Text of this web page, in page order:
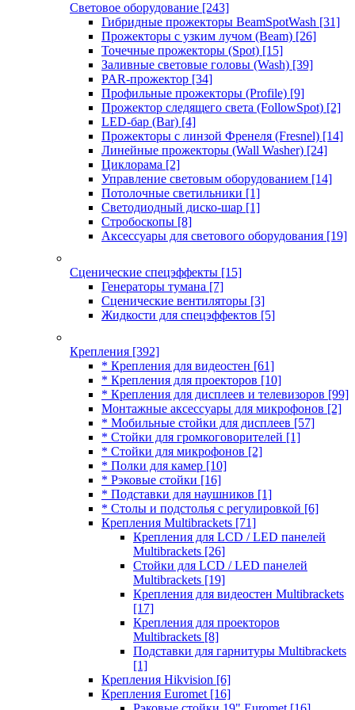
Световое оборудование [243]
Гибридные прожекторы BeamSpotWash [31]
Прожекторы с узким лучом (Beam) [26]
Точечные прожекторы (Spot) [15]
Заливные световые головы (Wash) [39]
PAR-прожектор [34]
Профильные прожекторы (Profile) [9]
Прожектор следящего света (FollowSpot) [2]
LED-бар (Bar) [4]
Прожекторы с линзой Френеля (Fresnel) [14]
Линейные прожекторы (Wall Washer) [24]
Циклорама [2]
Управление световым оборудованием [14]
Потолочные светильники [1]
Светодиодный диско-шар [1]
Стробоскопы [8]
Аксессуары для светового оборудования [19]
Сценические спецэффекты [15]
Генераторы тумана [7]
Сценические вентиляторы [3]
Жидкости для спецэффектов [5]
Крепления [392]
* Крепления для видеостен [61]
* Крепления для проекторов [10]
* Крепления для дисплеев и телевизоров [99]
Монтажные аксессуары для микрофонов [2]
* Мобильные стойки для дисплеев [57]
* Стойки для громкоговорителей [1]
* Стойки для микрофонов [2]
* Полки для камер [10]
* Рэковые стойки [16]
* Подставки для наушников [1]
* Столы и подстолья с регулировкой [6]
Крепления Multibrackets [71]
Крепления для LCD / LED панелей
Multibrackets [26]
Стойки для LCD / LED панелей
Multibrackets [19]
Крепления для видеостен Multibrackets
[17]
Крепления для проекторов
Multibrackets [8]
Подставки для гарнитуры Multibrackets
[1]
Крепления Hikvision [6]
Крепления Euromet [16]